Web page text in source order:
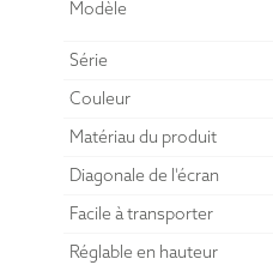
Modèle
Série
Couleur
Matériau du produit
Diagonale de l'écran
Facile à transporter
Réglable en hauteur